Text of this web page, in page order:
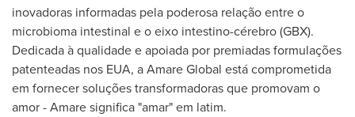
inovadoras informadas pela poderosa relação entre o
microbioma intestinal e o eixo intestino-cérebro (GBX).
Dedicada à qualidade e apoiada por premiadas formulações
patenteadas nos EUA, a Amare Global está comprometida
em fornecer soluções transformadoras que promovam o
amor - Amare significa "amar" em latim.